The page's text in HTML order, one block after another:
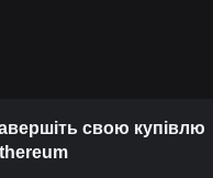
свою купівлю